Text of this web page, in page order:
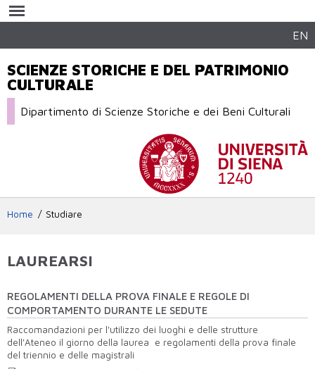
contenuto
EN
SCIENZE STORICHE E DEL PATRIMONIO
CULTURALE
Dipartimento di Scienze Storiche e dei Beni Culturali
Home Studiare
LAUREARSI
REGOLAMENTI DELLA PROVA FINALE E REGOLE DI
COMPORTAMENTO DURANTE LE SEDUTE
Raccomandazioni per l'utilizzo dei luoghi e delle strutture
dell'Ateneo il giorno della laurea e regolamenti della prova finale
del triennio e delle magistrali